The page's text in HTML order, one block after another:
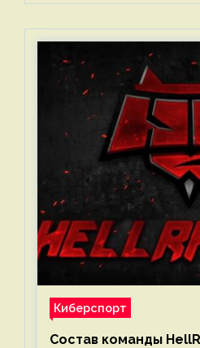
Киберспорт
Состав команды